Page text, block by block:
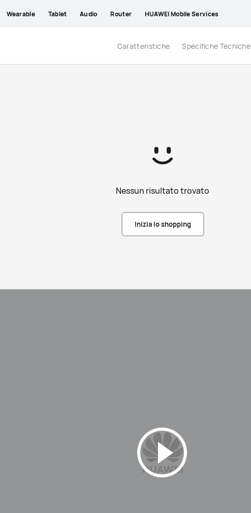
Wearable Tablet Audio Router HUAWEI Mobile Services
Caratteristiche Specifiche Tecniche
Nessun risultato trovato
Inizia lo shopping